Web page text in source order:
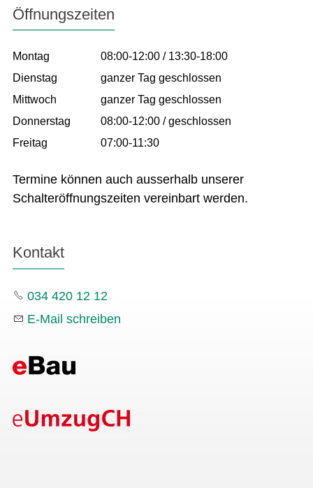
Öffnungszeiten
Montag
08:00-12:00 / 13:30-18:00
Dienstag
ganzer Tag geschlossen
Mittwoch
ganzer Tag geschlossen
Donnerstag
08:00-12:00 / geschlossen
Freitag
07:00-11:30
Termine können auch ausserhalb unserer
Schalteröffnungszeiten vereinbart werden.
Kontakt
034 420 12 12
E-Mail schreiben